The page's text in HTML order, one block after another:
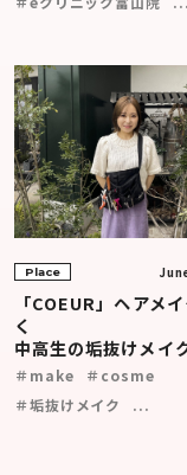
Place
「COEUR」ヘアメ
く
中高生の垢抜けメイク
＃make
＃cosme
＃垢抜けメイク
...